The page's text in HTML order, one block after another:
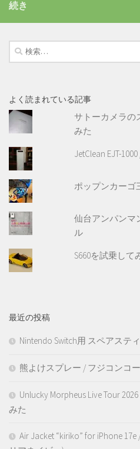
続き
検
索:
よく読まれている記事
サトーカメラの
みた
JetClean EJT-
ポップンカー
仙台アンパンマ
ル
S660を試乗して
最近の投稿
Nintendo Switch用 スペアステ
熊よけスプレー / フジコンコ
Unlucky Morpheus Live Tour
みた
Air Jacket “kiriko” for iPhone